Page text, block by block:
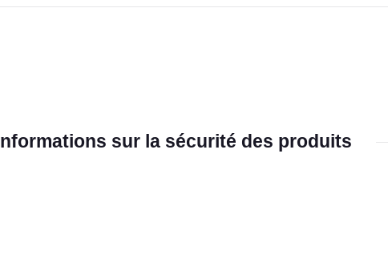
Informations sur la sécurité des produits